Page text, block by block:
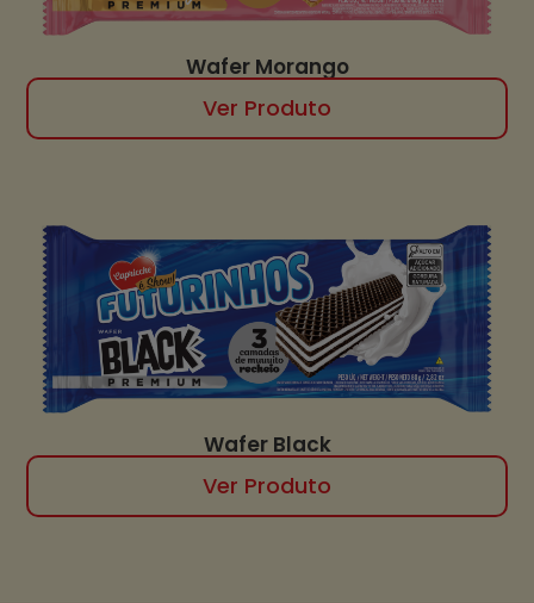
Wafer Morango
Ver Produto
Wafer Black
Ver Produto